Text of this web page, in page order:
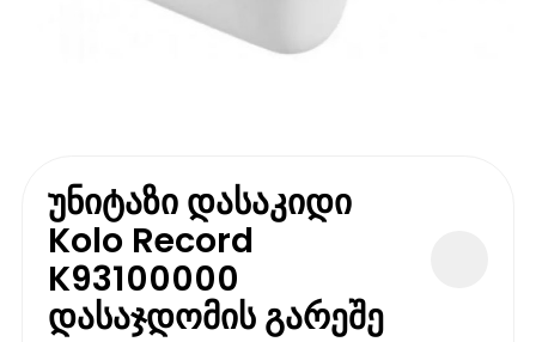
უნიტაზი დასაკიდი
Kolo Record
K93100000
დასაჯდომის გარეშე